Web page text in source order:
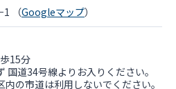
（Googleマップ）
15分
道34号線よりお入りください。
の市道は利用しないでください。